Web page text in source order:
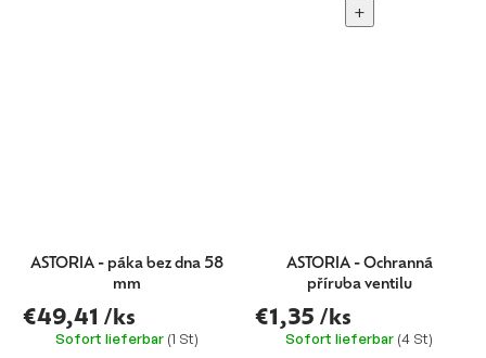
+
ASTORIA - páka bez dna 58
mm
€49,41 /ks
Sofort lieferbar (1 St)
ASTORIA - Ochranná
příruba ventilu
€1,35 /ks
Sofort lieferbar (4 St)